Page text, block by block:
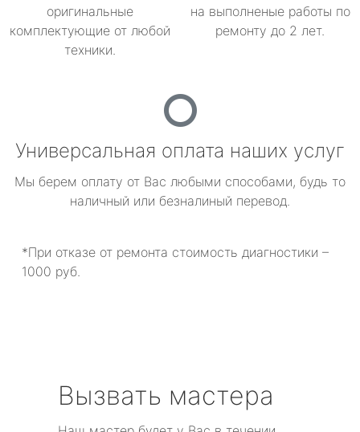
оригинальные
комплектующие от любой
техники.
на выполненые работы по
ремонту до 2 лет.
Универсальная оплата наших услуг
Мы берем оплату от Вас любыми способами, будь то
наличный или безналиный перевод.
*При отказе от ремонта стоимость диагностики –
1000 руб.
Вызвать мастера